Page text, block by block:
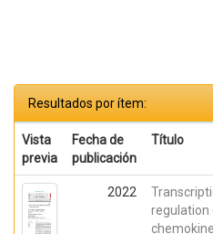
Resultados por ítem:
Vista
previa
Fecha de
publicación
Título
2022
regulation
chemokine